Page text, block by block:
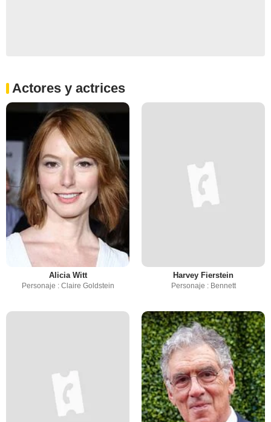
Actores y actrices
Alicia Witt
Personaje : Claire Goldstein
Harvey Fierstein
Personaje : Bennett